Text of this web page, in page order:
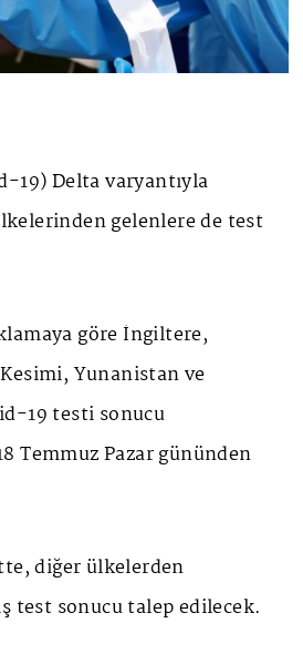
19) Delta varyantıyla
gelenlere de test
göre İngiltere,
Yunanistan ve
19 testi sonucu
Temmuz Pazar gününden
diğer ülkelerden
test sonucu talep edilecek.